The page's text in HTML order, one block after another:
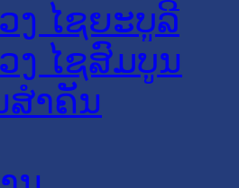
ງ ໄຊຍະບູລີ
ງ ໄຊສົມບູນ
ສໍາຄັນ